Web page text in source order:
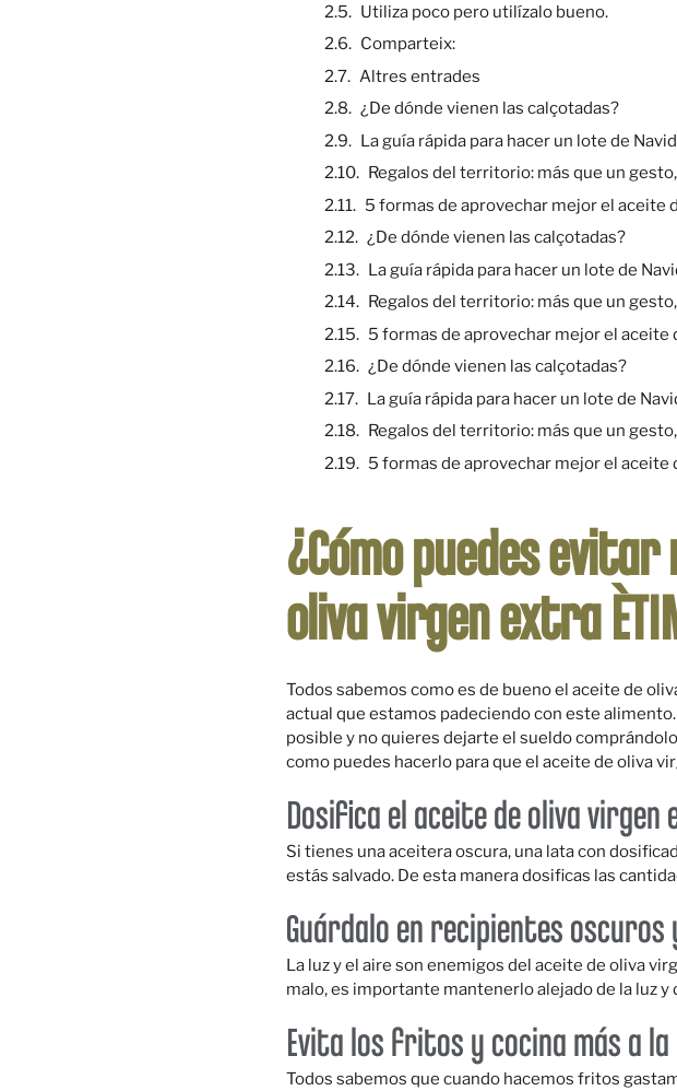
Utiliza poco pero utilízalo bueno.
Comparteix:
Altres entrades
¿De dónde vienen las calçotadas?
La guía rápida para hacer un lote de
Regalos del territorio: más que un
5 formas de aprovechar mejor el aceite
¿De dónde vienen las calçotadas?
La guía rápida para hacer un lote de
Regalos del territorio: más que un
5 formas de aprovechar mejor el aceite
¿De dónde vienen las calçotadas?
La guía rápida para hacer un lote de
Regalos del territorio: más que un
5 formas de aprovechar mejor el aceite
¿Cómo puedes
oliva virgen extra
Todos sabemos como es de bueno el aceite de
actual que estamos padeciendo con este
posible y no quieres dejarte el sueldo
como puedes hacerlo para que el aceite de oliva
Dosifica el aceite de oliva virgen
Si tienes una aceitera oscura, una lata con
estás salvado. De esta manera dosificas las
Guárdalo en recipientes
La luz y el aire son enemigos del aceite de oliva
malo, es importante mantenerlo alejado de la luz y
Evita los fritos y cocina más a la
Todos sabemos que cuando hacemos fritos